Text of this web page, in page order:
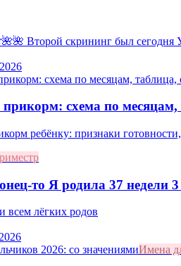
Второй скрининг был
прикорм: схема по
ребёнку: признаки
то Я родила 37 недели
всем лёгких родов
Имена